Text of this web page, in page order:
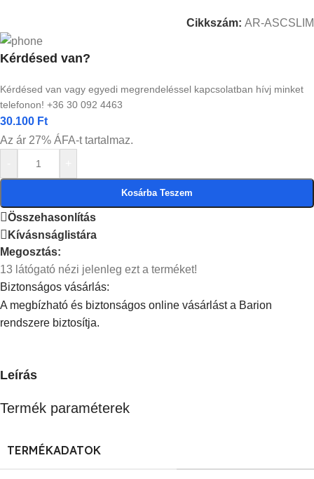
Cikkszám: AR-ASCSLIM
Kérdésed van?
Kérdésed van vagy egyedi megrendeléssel kapcsolatban hívj minket
telefonon! +36 30 092 4463
30.100 Ft
Az ár 27% ÁFA-t tartalmaz.
Kosárba Teszem
Összehasonlítás
Kívásnságlistára
Megosztás:
13 látógató nézi jelenleg ezt a terméket!
Biztonságos vásárlás:
A megbízható és biztonságos online vásárlást a Barion
rendszere biztosítja.
Leírás
Termék paraméterek
TERMÉKADATOK